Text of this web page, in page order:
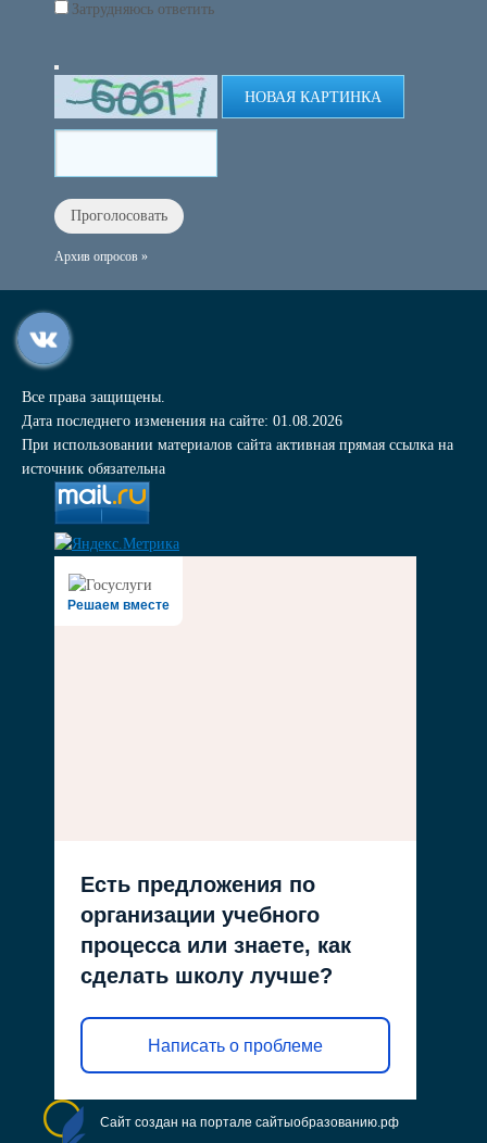
Затрудняюсь ответить
НОВАЯ КАРТИНКА
Архив опросов »
Все права защищены.
Дата последнего изменения на сайте: 01.08.2026
При использовании материалов сайта активная прямая ссылка на
источник обязательна
Решаем вместе
Есть предложения по
организации учебного
процесса или знаете, как
сделать школу лучше?
Написать о проблеме
Сайт создан на портале сайтыобразованию.рф